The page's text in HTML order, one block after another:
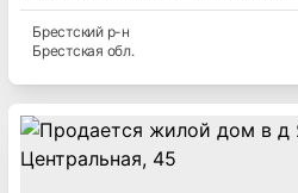
Брестский р-н
Брестская обл.